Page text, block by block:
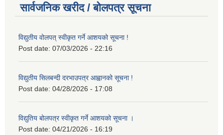
सार्वजनिक खरीद / बोलपत्र सूचना
विद्युतीय वोलपत् स्वीकृत गर्ने आशयको सूचना !
Post date: 07/03/2026 - 22:16
विद्युतीय सिलबन्दी दरभाउपत्र आह्वानको सूचना !
Post date: 04/28/2026 - 17:08
विद्युतिय बोलपत्र स्वीकृत गर्ने आशयको सूचना ।
Post date: 04/21/2026 - 16:19